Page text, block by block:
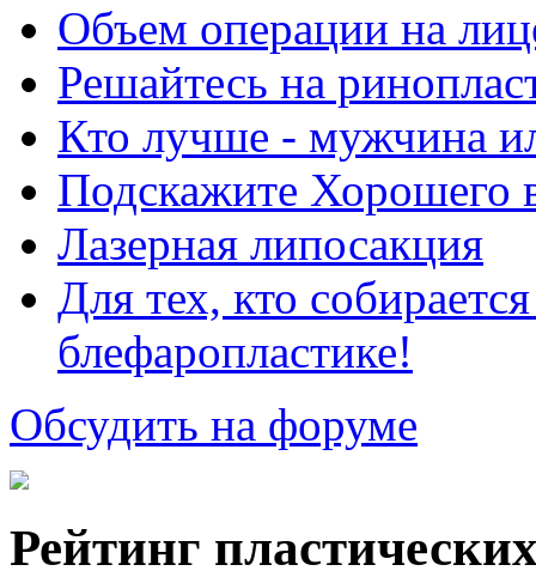
Объем операции на
Решайтесь на
Кто лучше - мужчина
Подскажите Хорошего
Лазерная липосакция
Для тех, кто
блефаропластике!
Обсудить на форуме
Рейтинг